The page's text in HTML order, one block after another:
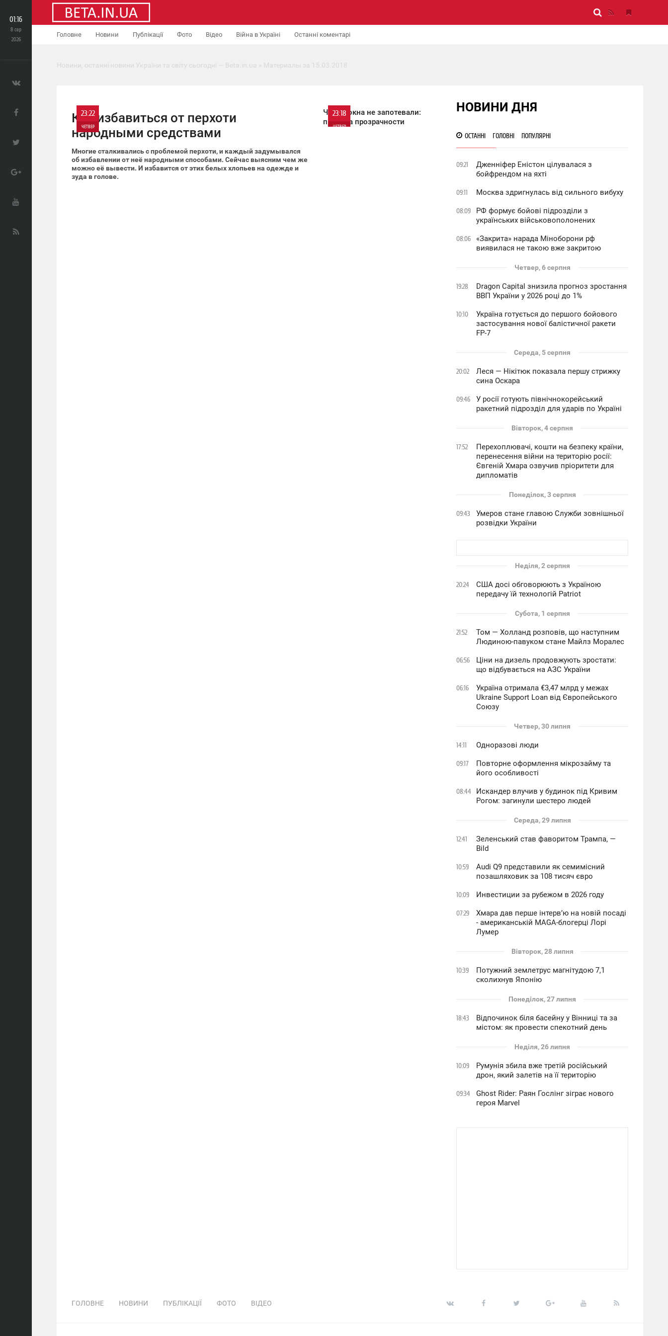
Головне Новини Публікації Фото Відео Війна в Україні Останні коментарі
01:16
8 сер
2026
Новини, останні новини України та світу сьогодні — Beta.in.ua » Материалы за 15.03.2018
23:22
ЧЕТВЕР
788
Как избавиться от перхоти
народными средствами
Многие сталкивались с проблемой перхоти, и каждый задумывался
об избавлении от неё народными способами. Сейчас выясним чем же
можно её вывести. И избавится от этих белых хлопьев на одежде и
зуда в голове.
23:18
ЧЕТВЕР
Чтобы окна не запотевали:
правила прозрачности
НОВИНИ ДНЯ
ОСТАННІ ГОЛОВНІ ПОПУЛЯРНІ
09:21
Дженніфер Еністон цілувалася з
бойфрендом на яхті
09:11 Москва здригнулась від сильного вибуху
08:09
РФ формує бойові підрозділи з
українських військовополонених
08:06
«Закрита» нарада Міноборони рф
виявилася не такою вже закритою
Четвер, 6 серпня
19:28
Dragon Capital знизила прогноз зростання
ВВП України у 2026 році до 1%
10:10
Україна готується до першого бойового
застосування нової балістичної ракети
FP-7
Середа, 5 серпня
20:02
Леся — Нікітюк показала першу стрижку
сина Оскара
09:46
У росії готують північнокорейський
ракетний підрозділ для ударів по Україні
Вівторок, 4 серпня
17:52
Перехоплювачі, кошти на безпеку країни,
перенесення війни на територію росії:
Євгеній Хмара озвучив пріоритети для
дипломатів
Понеділок, 3 серпня
09:43
Умеров стане главою Служби зовнішньої
розвідки України
Неділя, 2 серпня
20:24
США досі обговорюють з Україною
передачу їй технологій Patriot
Субота, 1 серпня
21:52
Том — Холланд розповів, що наступним
Людиною-павуком стане Майлз Моралес
06:56
Ціни на дизель продовжують зростати:
що відбувається на АЗС України
06:16
Україна отримала €3,47 млрд у межах
Ukraine Support Loan від Європейського
Союзу
Четвер, 30 липня
14:11 Одноразові люди
09:17
Повторне оформлення мікрозайму та
його особливості
08:44
Искандер влучив у будинок під Кривим
Рогом: загинули шестеро людей
Середа, 29 липня
12:41
Зеленський став фаворитом Трампа, —
Bild
10:59
Audi Q9 представили як семимісний
позашляховик за 108 тисяч євро
10:09 Инвестиции за рубежом в 2026 году
07:29
Хмара дав перше інтервʼю на новій посаді
- американській MAGA-блогерці Лорі
Лумер
Вівторок, 28 липня
10:39
Потужний землетрус магнітудою 7,1
сколихнув Японію
Понеділок, 27 липня
18:43
Відпочинок біля басейну у Вінниці та за
містом: як провести спекотний день
Неділя, 26 липня
10:09
Румунія збила вже третій російський
дрон, який залетів на її територію
09:34
Ghost Rider: Раян Гослінг зіграє нового
героя Marvel
ГОЛОВНЕ НОВИНИ ПУБЛІКАЦІЇ ФОТО ВІДЕО